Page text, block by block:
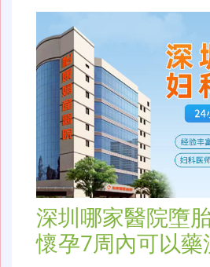
深圳哪家醫院墮
懷孕7周內可以藥